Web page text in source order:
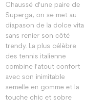
Chaussé d'une paire de
Superga, on se met au
diapason de la dolce vita
sans renier son côté
trendy. La plus célèbre
des tennis italienne
combine l'atout confort
avec son inimitable
semelle en gomme et la
touche chic et sobre